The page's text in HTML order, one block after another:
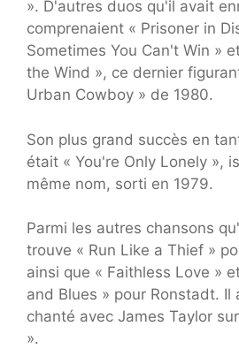
». D'autres duos qu'il avait
comprenaient « Prisoner in
Sometimes You Can't Win »
the Wind », ce dernier
Urban Cowboy » de 1980.
Son plus grand succès en
était « You're Only Lonely »,
même nom, sorti en 1979.
Parmi les autres chansons
trouve « Run Like a Thief »
ainsi que « Faithless Love »
and Blues » pour Ronstadt. Il
chanté avec James Taylor
».